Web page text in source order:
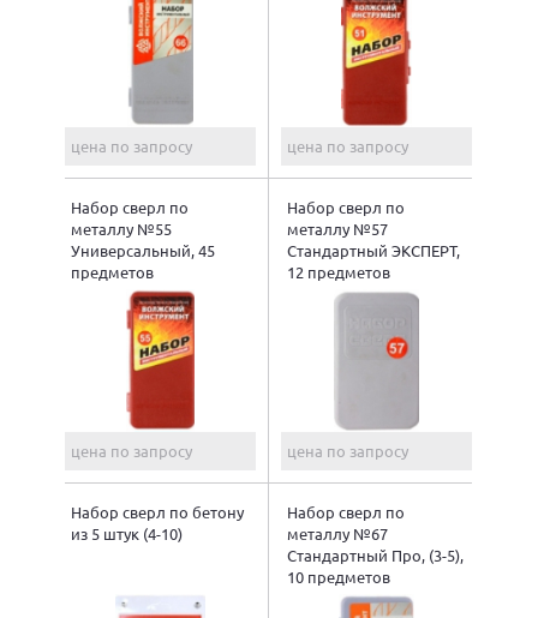
цена по запросу цена по запросу
Набор сверл по
металлу №55
Универсальный, 45
предметов
цена по запросу
Набор сверл по
металлу №57
Стандартный ЭКСПЕРТ,
12 предметов
цена по запросу
Набор сверл по бетону
из 5 штук (4-10)
Набор сверл по
металлу №67
Стандартный Про, (3-5),
10 предметов